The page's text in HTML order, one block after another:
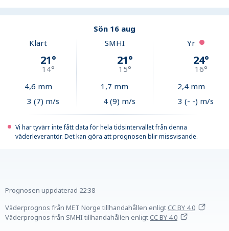
Sön 16 aug
Klart
21°
14°
4,6 mm
3 (7) m/s
SMHI
21°
15°
1,7 mm
4 (9) m/s
Yr
24°
16°
2,4mm
3 (- -) m/s
Vi har tyvärr inte fått data för hela tidsintervallet från denna
väderleverantör. Det kan göra att prognosen blir missvisande.
Prognosen uppdaterad 22:38
Väderprognos från MET Norge tillhandahållen enligtCC BY 4.0
Väderprognos från SMHI tillhandahållen enligtCC BY 4.0